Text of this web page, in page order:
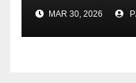
MAR 30, 2026